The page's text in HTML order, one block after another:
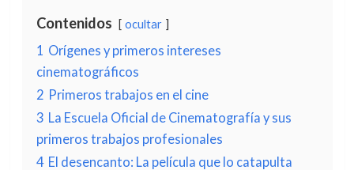
Contenidos ocultar
1 Orígenes y primeros intereses
cinematográficos
2 Primeros trabajos en el cine
3 La Escuela Oficial de Cinematografía y sus
primeros trabajos profesionales
4 El desencanto: La película que lo catapulta